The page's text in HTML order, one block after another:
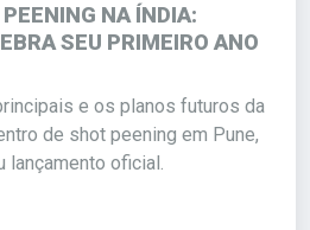
NA ÍNDIA:
SEU PRIMEIRO ANO
e os planos futuros da
de shot peening em Pune,
lançamento oficial.